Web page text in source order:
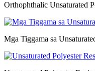
Orthophthalic Unsaturated
Mga Tiggama sa